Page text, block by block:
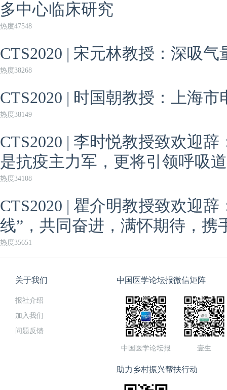
多中心临床研究
热度47548
CTS2020 | 宋元林教授：深吸
热度38268
CTS2020 | 时国朝教授：上海
热度38149
CTS2020 | 李时悦教授致欢迎
是抗疫主力军，更将引领呼吸
热度34108
CTS2020 | 瞿介明教授致欢迎
线”，共同奋进，满怀期待，携
热度35651
关于我们
报社介绍
加入我们
问题反馈
中国医学论坛报微信矩阵
中国医学论坛报 壹生
助力乡村振兴帮扶行动